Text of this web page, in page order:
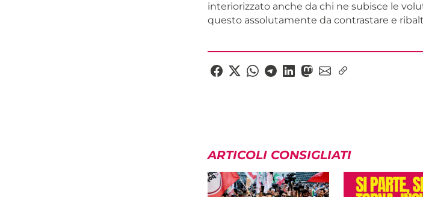
interiorizzato anche da chi ne subisce le
questo assolutamente da contrastare e
ARTICOLI CONSIGLIATI